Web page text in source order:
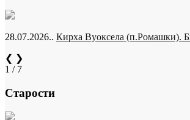
28.07.2026.. Кирха Вуоксела (п.Ромашки).
❮ ❯
1 / 7
Старости